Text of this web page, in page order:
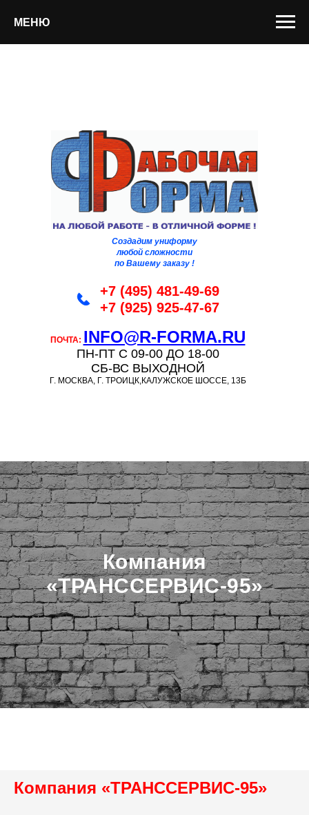
МЕНЮ
Создадим униформу
любой сложности
по Вашему заказу !
+7 (495) 481-49-69
+7 (925) 925-47-67
ПОЧТА: INFO@R-FORMA.RU
ПН-ПТ С 09-00 ДО 18-00
СБ-ВС ВЫХОДНОЙ
Г. МОСКВА, Г. ТРОИЦК,КАЛУЖСКОЕ ШОССЕ, 13Б
Компания
«ТРАНССЕРВИС-95»
Компания «ТРАНССЕРВИС-95»